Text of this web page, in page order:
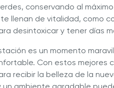
conservando al
llenan de vitalidad, como
desintoxicar y tener días
es un momento
Con estos mejores
recibir la belleza de la
un ambiente agradable